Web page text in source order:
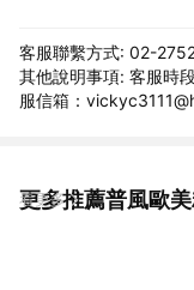
客服聯繫方式: 02-
其他說明事項: 客服時
服信箱：
更多推薦普風歐
看更多